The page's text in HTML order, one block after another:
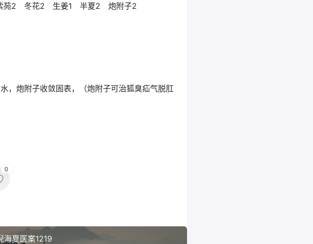
2 冬花2 生姜1 半夏2 炮附子2
，炮附子收敛固表，（炮附子可治狐臭疝气脱肛
0
海夏医案1219